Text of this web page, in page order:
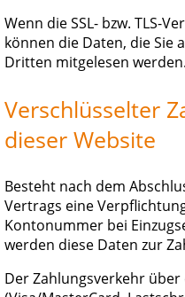
Wenn die SSL- bzw. TLS-
können die Daten, die Sie
Dritten mitgelesen werden.
Verschlüsselter
dieser Website
Besteht nach dem
Vertrags eine
Kontonummer bei
werden diese Daten zur
Der Zahlungsverkehr